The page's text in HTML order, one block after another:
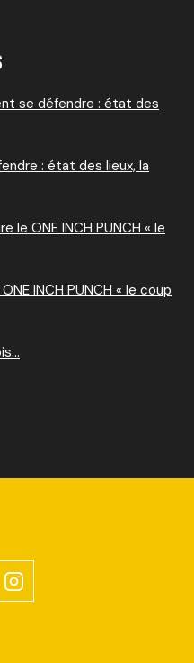
se défendre : état des
: état des lieux, la
le ONE INCH PUNCH « le
INCH PUNCH « le coup